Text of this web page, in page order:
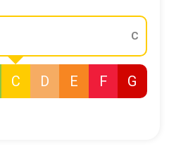
C
C D E F G